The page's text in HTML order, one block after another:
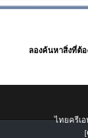
ลองค้นหาสิ่งที่ต้อ
ไทยครีเอ
[